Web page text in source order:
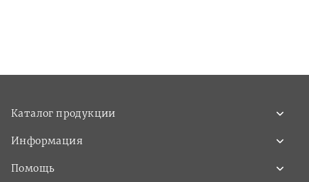
Каталог продукции
Информация
Помощь